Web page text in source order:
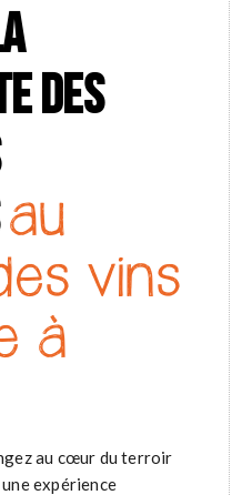
DES
au
vins
à
au cœur du terroir
expérience